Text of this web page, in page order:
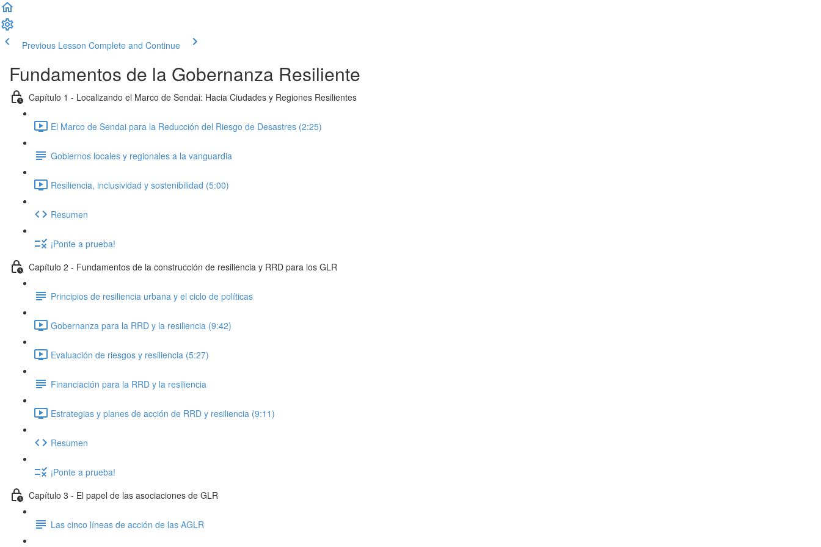
Previous Lesson Complete and Continue
Fundamentos de la Gobernanza Resiliente
Capítulo 1 - Localizando el Marco de Sendai: Hacia Ciudades y Regiones Resilientes
El Marco de Sendai para la Reducción del Riesgo de Desastres (2:25)
Gobiernos locales y regionales a la vanguardia
Resiliencia, inclusividad y sostenibilidad (5:00)
Resumen
¡Ponte a prueba!
Capítulo 2 - Fundamentos de la construcción de resiliencia y RRD para los GLR
Principios de resiliencia urbana y el ciclo de políticas
Gobernanza para la RRD y la resiliencia (9:42)
Evaluación de riesgos y resiliencia (5:27)
Financiación para la RRD y la resiliencia
Estrategias y planes de acción de RRD y resiliencia (9:11)
Resumen
¡Ponte a prueba!
Capítulo 3 - El papel de las asociaciones de GLR
Las cinco líneas de acción de las AGLR